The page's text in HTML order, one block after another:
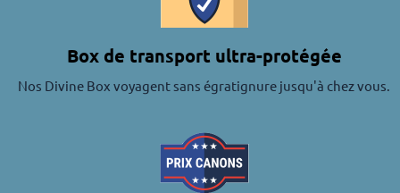
Box de transport ultra-protégée
Nos Divine Box voyagent sans égratignure jusqu'à chez vous.